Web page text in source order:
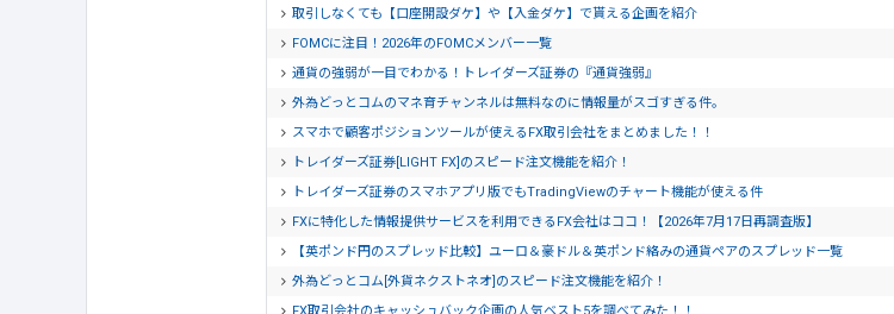
取引しなくても【口座開設ダケ】や【入金ダケ】で貰える企画を紹介
FOMCに注目！2026年のFOMCメンバー一覧
通貨の強弱が一目でわかる！トレイダーズ証券の『通貨強弱』
外為どっとコムのマネ育チャンネルは無料なのに情報量がスゴすぎる件。
スマホで顧客ポジションツールが使えるFX取引会社をまとめました！！
トレイダーズ証券[LIGHT FX]のスピード注文機能を紹介！
トレイダーズ証券のスマホアプリ版でもTradingViewのチャート機能が使える件
FXに特化した情報提供サービスを利用できるFX会社はココ！【2026年7月17日再調査版】
【英ポンド円のスプレッド比較】ユーロ＆豪ドル＆英ポンド絡みの通貨ペアのスプレッド一覧
外為どっとコム[外貨ネクストネオ]のスピード注文機能を紹介！